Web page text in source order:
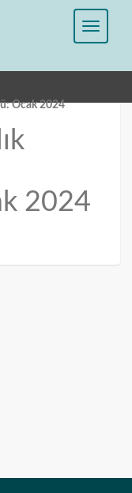
Ocak 2024
2024